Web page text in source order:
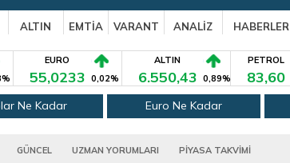
ALTIN EMTİA VARANT ANALİZ HABERLER
EURO
55,0233 0,02%
ALTIN
6.550,43 0,89%
PETROL
83,60
Ne Kadar Euro Ne Kadar
GÜNCEL UZMAN YORUMLARI PİYASA TAKVİMİ